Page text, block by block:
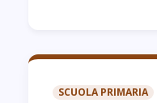
SCUOLA PRIMARIA